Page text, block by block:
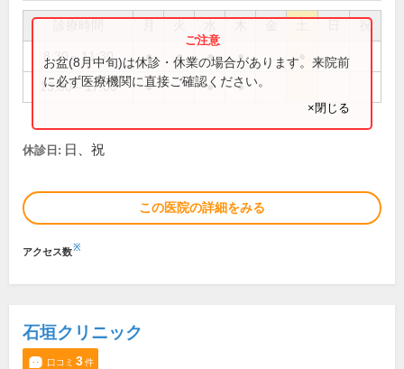
祝
8:30～11:30 ● ● ● ●
13:30～17:00 ● ● ●
お盆(8月中旬)は休診・休業の場合があります。来院前
に必ず医療機関に直接ご確認ください。
×閉じる
休診日: 日、祝
この医院の詳細をみる
アクセス数※
石垣クリニック
口コミ 3件